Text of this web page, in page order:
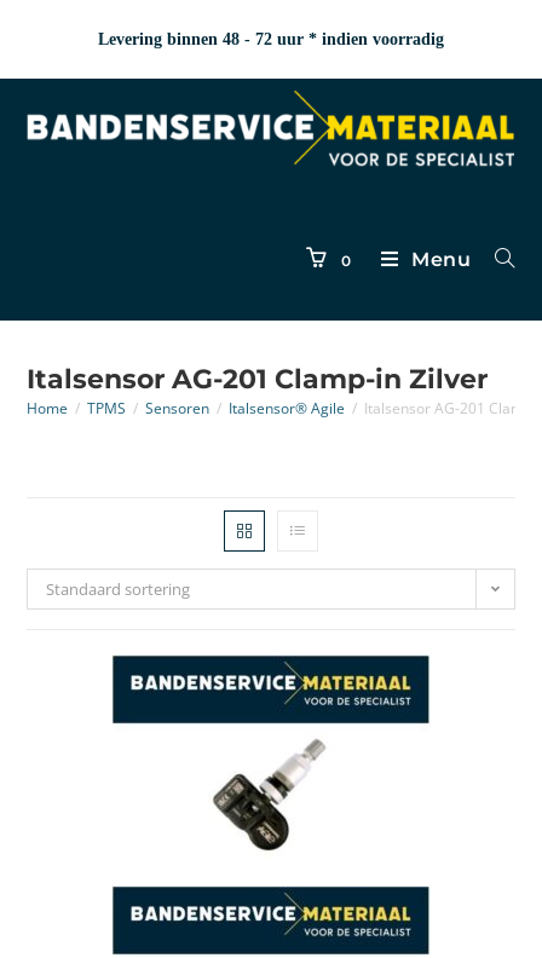
Levering binnen 48 - 72 uur * indien voorradig
0 Menu
Italsensor AG-201 Clamp-in Zilver
Home / TPMS / Sensoren / Italsensor® Agile / Italsensor AG-201
Standaard sortering